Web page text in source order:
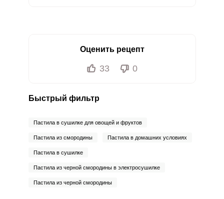
Оценить рецепт
33 0
Быстрый фильтр
Пастила в сушилке для овощей и фруктов
Пастила из смородины Пастила в домашних условиях
Пастила в сушилке
Пастила из черной смородины в электросушилке
Пастила из черной смородины